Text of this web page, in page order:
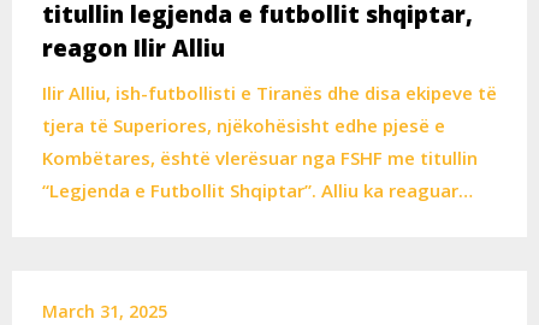
titullin legjenda e futbollit shqiptar,
reagon Ilir Alliu
Ilir Alliu, ish-futbollisti e Tiranës dhe disa ekipeve të
tjera të Superiores, njëkohësisht edhe pjesë e
Kombëtares, është vlerësuar nga FSHF me titullin
“Legjenda e Futbollit Shqiptar”. Alliu ka reaguar…
March 31, 2025